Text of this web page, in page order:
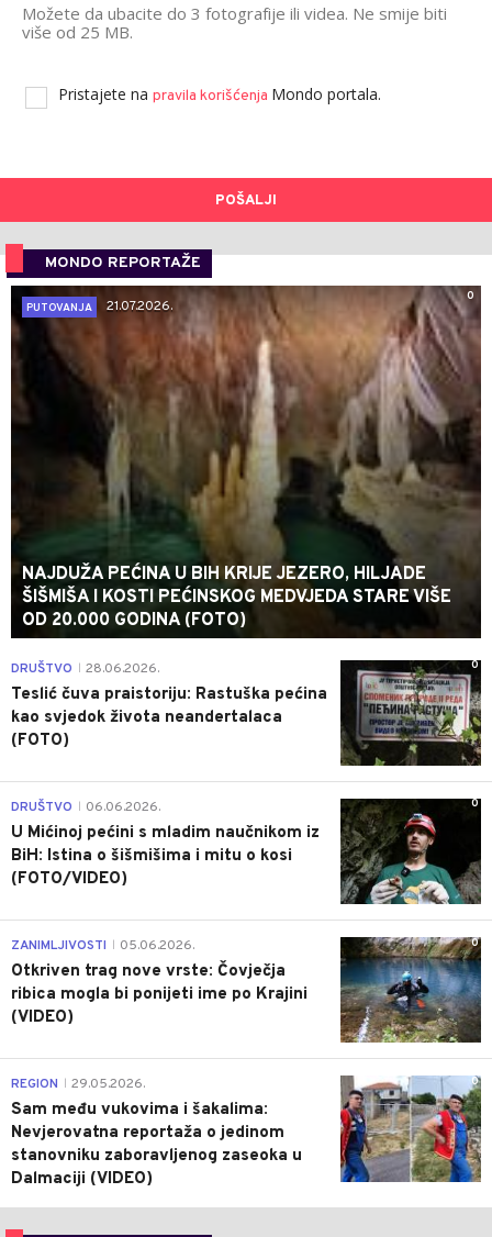
Možete da ubacite do 3 fotografije ili videa. Ne smije biti
više od 25 MB.
Pristajete na pravila korišćenja Mondo portala.
POŠALJI
MONDO REPORTAŽE
0
PUTOVANJA
21.07.2026.
NAJDUŽA PEĆINA U BIH KRIJE JEZERO, HILJADE
ŠIŠMIŠA I KOSTI PEĆINSKOG MEDVJEDA STARE VIŠE
OD 20.000 GODINA (FOTO)
0
DRUŠTVO 28.06.2026.
Teslić čuva praistoriju: Rastuška pećina
kao svjedok života neandertalaca
(FOTO)
0
DRUŠTVO 06.06.2026.
U Mićinoj pećini s mladim naučnikom iz
BiH: Istina o šišmišima i mitu o kosi
(FOTO/VIDEO)
0
ZANIMLJIVOSTI 05.06.2026.
Otkriven trag nove vrste: Čovječja
ribica mogla bi ponijeti ime po Krajini
(VIDEO)
0
REGION 29.05.2026.
Sam među vukovima i šakalima:
Nevjerovatna reportaža o jedinom
stanovniku zaboravljenog zaseoka u
Dalmaciji (VIDEO)